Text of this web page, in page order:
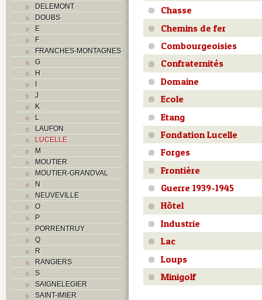
DELEMONT
DOUBS
E
F
FRANCHES-MONTAGNES
G
H
I
J
K
L
LAUFON
LUCELLE
M
MOUTIER
MOUTIER-GRANDVAL
N
NEUVEVILLE
O
P
PORRENTRUY
Q
R
RANGIERS
S
SAIGNELEGIER
SAINT-IMIER
Chasse
Chemins de fer
Combourgeoisies
Confraternités
Domaine
Ecole
Etang
Fondation Lucelle
Forges
Frontière
Guerre 1939-1945
Hôtel
Industrie
Lac
Loups
Minigolf